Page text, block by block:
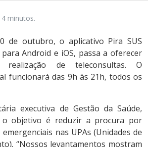
minutos.
de outubro, o aplicativo Pira SUS
Android e iOS, passa a oferecer
realização de teleconsultas. O
funcionará das 9h às 21h, todos os
executiva de Gestão da Saúde,
o objetivo é reduzir a procura por
nas UPAs (Unidades de
“Nossos levantamentos mostram